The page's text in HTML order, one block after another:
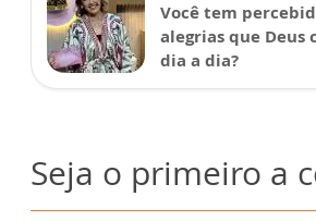
Você tem
alegrias que Deus
dia a dia?
Seja o primeiro a